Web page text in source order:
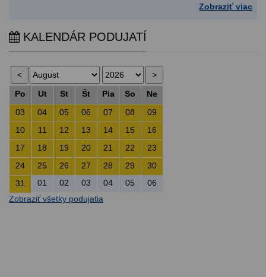
Zobraziť viac
KALENDÁR PODUJATÍ
Po Ut St Št Pia So
Ne
03
04 05 06 07 08
09
10
11 12 13 14 15
16
17
18 19 20 21 22
23
24
25 26 27 28 29
30
31
01 02 03 04 05
06
Zobraziť všetky podujatia